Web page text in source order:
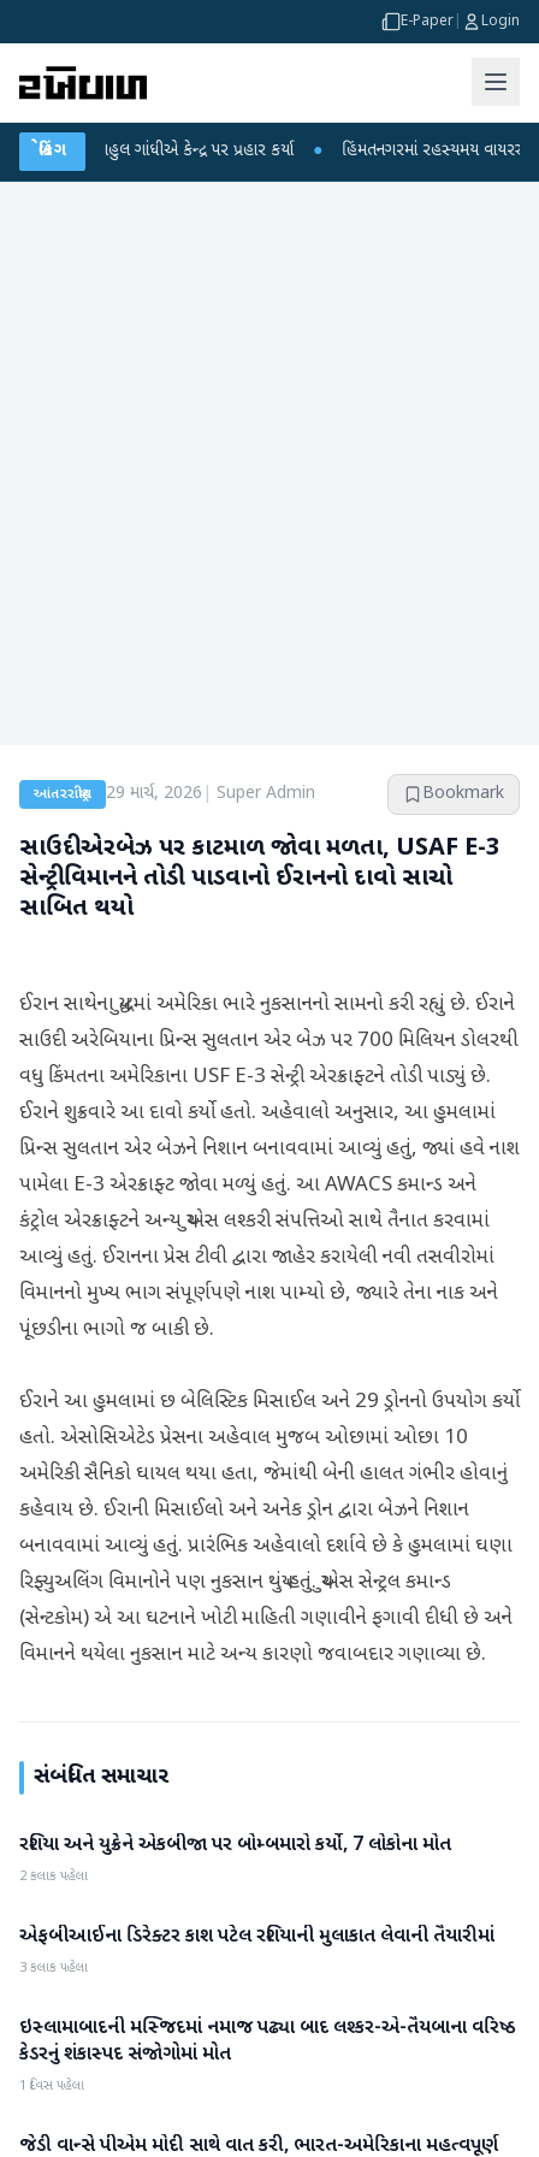
E-Paper Login
બ્રેકિંગ
રાહુલ ગાંધીએ કેન્દ્ર પર પ્રહાર કર્યા ● હિંમતનગરમાં રહસ્યમય વાયરસ કે ચાંદીપુરા?
આંતરરાષ્ટ્રીય 29 માર્ચ, 2026 Super Admin Bookmark
સાઉદી એરબેઝ પર કાટમાળ જોવા મળતા, USAF E-3
સેન્ટ્રી વિમાનને તોડી પાડવાનો ઈરાનનો દાવો સાચો
સાબિત થયો
ઈરાન સાથેના યુદ્ધમાં અમેરિકા ભારે નુકસાનનો સામનો કરી રહ્યું છે. ઈરાને
સાઉદી અરેબિયાના પ્રિન્સ સુલતાન એર બેઝ પર 700 મિલિયન ડોલરથી
વધુ કિંમતના અમેરિકાના USF E-3 સેન્ટ્રી એરક્રાફ્ટને તોડી પાડ્યું છે.
ઈરાને શુક્રવારે આ દાવો કર્યો હતો. અહેવાલો અનુસાર, આ હુમલામાં
પ્રિન્સ સુલતાન એર બેઝને નિશાન બનાવવામાં આવ્યું હતું, જ્યાં હવે નાશ
પામેલા E-3 એરક્રાફ્ટ જોવા મળ્યું હતું. આ AWACS કમાન્ડ અને
કંટ્રોલ એરક્રાફ્ટને અન્ય યુએસ લશ્કરી સંપત્તિઓ સાથે તૈનાત કરવામાં
આવ્યું હતું. ઈરાનના પ્રેસ ટીવી દ્વારા જાહેર કરાયેલી નવી તસવીરોમાં
વિમાનનો મુખ્ય ભાગ સંપૂર્ણપણે નાશ પામ્યો છે, જ્યારે તેના નાક અને
પૂંછડીના ભાગો જ બાકી છે.
ઈરાને આ હુમલામાં છ બેલિસ્ટિક મિસાઈલ અને 29 ડ્રોનનો ઉપયોગ કર્યો
હતો. એસોસિએટેડ પ્રેસના અહેવાલ મુજબ ઓછામાં ઓછા 10
અમેરિકી સૈનિકો ઘાયલ થયા હતા, જેમાંથી બેની હાલત ગંભીર હોવાનું
કહેવાય છે. ઈરાની મિસાઈલો અને અનેક ડ્રોન દ્વારા બેઝને નિશાન
બનાવવામાં આવ્યું હતું. પ્રારંભિક અહેવાલો દર્શાવે છે કે હુમલામાં ઘણા
રિફ્યુઅલિંગ વિમાનોને પણ નુકસાન થયું હતું. યુએસ સેન્ટ્રલ કમાન્ડ
(સેન્ટકોમ) એ આ ઘટનાને ખોટી માહિતી ગણાવીને ફગાવી દીધી છે અને
વિમાનને થયેલા નુકસાન માટે અન્ય કારણો જવાબદાર ગણાવ્યા છે.
સંબંધિત સમાચાર
આંતરરાષ્ટ્રીય રશિયા અને યુક્રેને એકબીજા પર બોમ્બમારો કર્યો, 7 લોકોના મોત
2 કલાક પહેલા
આંતરરાષ્ટ્રીય
એફબીઆઈના ડિરેક્ટર કાશ પટેલ રશિયાની મુલાકાત લેવાની તૈયારીમાં
3 કલાક પહેલા
આંતરરાષ્ટ્રીય
ઇસ્લામાબાદની મસ્જિદમાં નમાજ પઢ્યા બાદ લશ્કર-એ-તૈયબાના વરિષ્ઠ
કેડરનું શંકાસ્પદ સંજોગોમાં મોત
1 દિવસ પહેલા
આંતરરાષ્ટ્રીય
જેડી વાન્સે પીએમ મોદી સાથે વાત કરી, ભારત-અમેરિકાના મહત્વપૂર્ણ